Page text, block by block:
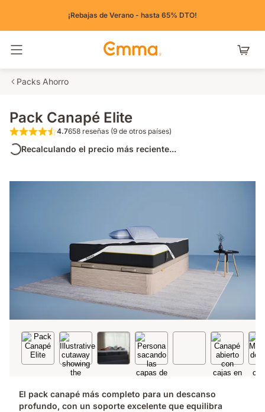
¡Rebajas de Verano - hasta 65% DTO!
Packs Ahorro
Pack Canapé Elite
4.7 de 5 estrellas 658 reseñas (9 de otros
4.7658 reseñas (9 de otros países)
Recalculando el precio más reciente...
El pack canapé más completo para un descanso
profundo, con un soporte excelente que equilibra